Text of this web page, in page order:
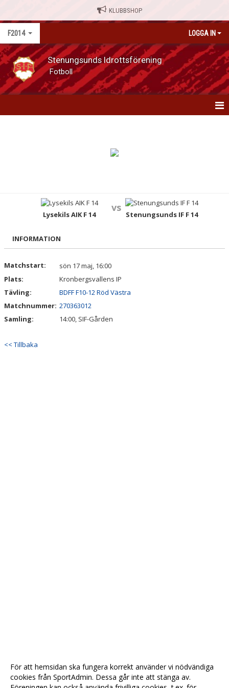
KLUBBSHOP
F2014 LOGGA IN
Stenungsunds Idrottsförening
Fotboll
BILDGALLERI
KONTAKT
Lysekils AIK F 14
vs
Stenungsunds IF F 14
INFORMATION
Matchstart:
sön 17 maj, 16:00
Plats:
Kronbergsvallens IP
Tävling:
BDFF F10-12 Röd Västra
Matchnummer: 270363012
Samling:
14:00, SIF-Gården
<< Tillbaka
För att hemsidan ska fungera korrekt använder vi nödvändiga
cookies från SportAdmin. Dessa går inte att stänga av.